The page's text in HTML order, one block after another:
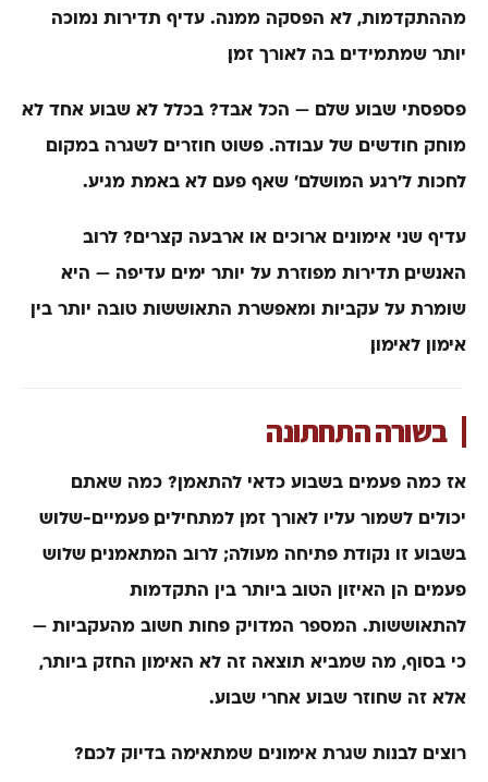
מההתקדמות, לא הפסקה ממנה. עדיף תדירות נמוכה
יותר שמתמידים בה לאורך זמן.
פספסתי שבוע שלם — הכל אבד? בכלל לא. שבוע אחד לא
מוחק חודשים של עבודה. פשוט חוזרים לשגרה במקום
לחכות ל׳רגע המושלם׳ שאף פעם לא באמת מגיע.
עדיף שני אימונים ארוכים או ארבעה קצרים? לרוב
האנשים, תדירות מפוזרת על יותר ימים עדיפה — היא
שומרת על עקביות ומאפשרת התאוששות טובה יותר בין
אימון לאימון.
בשורה התחתונה
אז כמה פעמים בשבוע כדאי להתאמן? כמה שאתם
יכולים לשמור עליו לאורך זמן. למתחילים, פעמיים-שלוש
בשבוע זו נקודת פתיחה מעולה; לרוב המתאמנים, שלוש
פעמים הן האיזון הטוב ביותר בין התקדמות
להתאוששות. המספר המדויק פחות חשוב מהעקביות —
כי בסוף, מה שמביא תוצאה זה לא האימון החזק ביותר,
אלא זה שחוזר שבוע אחרי שבוע.
רוצים לבנות שגרת אימונים שמתאימה בדיוק לכם?